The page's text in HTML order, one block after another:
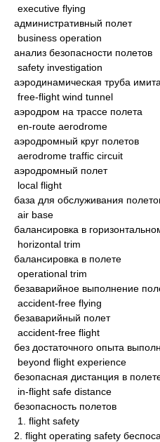
executive flying
административный полет
business operation
анализ безопасности полетов
safety investigation
аэродинамическая труба
free-flight wind tunnel
аэродром на трассе полета
en-route aerodrome
аэродромный круг полетов
aerodrome traffic circuit
аэродромный полет
local flight
база для обслуживания
air base
балансировка в
horizontal trim
балансировка в полете
operational trim
безаварийное выполнение
accident-free flying
безаварийный полет
accident-free flight
без достаточного опыта
beyond flight experience
безопасная дистанция в
in-flight safe distance
безопасность полетов
1. flight safety
2. flight operating safety